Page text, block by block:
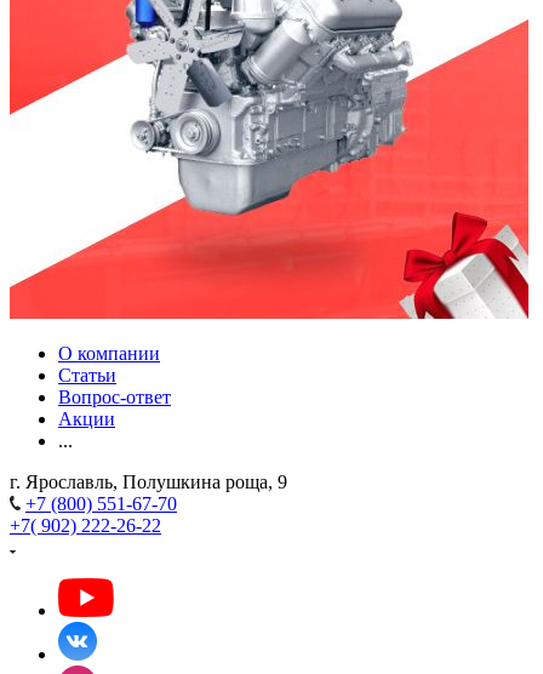
О компании
Статьи
Вопрос-ответ
Акции
...
г. Ярославль, Полушкина роща, 9
+7 (800) 551-67-70
+7( 902) 222-26-22